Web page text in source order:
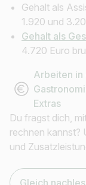
Gehalt als
1.920 und
Gehalt als
4.720 Euro
Arbeiten in
Extras
Du fragst dich,
rechnen kannst?
und